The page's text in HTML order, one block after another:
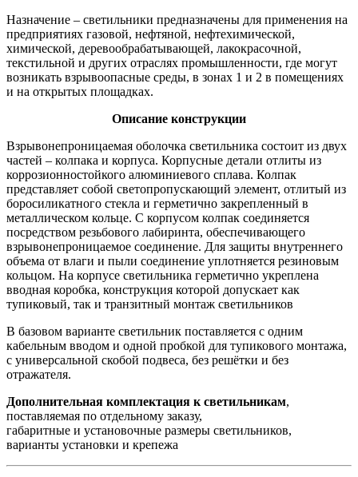
Назначение – светильники предназначены для применения на
предприятиях газовой, нефтяной, нефтехимической,
химической, деревообрабатывающей, лакокрасочной,
текстильной и других отраслях промышленности, где могут
возникать взрывоопасные среды, в зонах 1 и 2 в помещениях
и на открытых площадках.
Описание конструкции
Взрывонепроницаемая оболочка светильника состоит из двух
частей – колпака и корпуса. Корпусные детали отлиты из
коррозионностойкого алюминиевого сплава. Колпак
представляет собой светопропускающий элемент, отлитый из
боросиликатного стекла и герметично закрепленный в
металлическом кольце. С корпусом колпак соединяется
посредством резьбового лабиринта, обеспечивающего
взрывонепроницаемое соединение. Для защиты внутреннего
объема от влаги и пыли соединение уплотняется резиновым
кольцом. На корпусе светильника герметично укреплена
вводная коробка, конструкция которой допускает как
тупиковый, так и транзитный монтаж светильников
В базовом варианте светильник поставляется с одним
кабельным вводом и одной пробкой для тупикового монтажа,
с универсальной скобой подвеса, без решётки и без
отражателя.
Дополнительная комплектация к светильникам,
поставляемая по отдельному заказу,
габаритные и установочные размеры светильников,
варианты установки и крепежа